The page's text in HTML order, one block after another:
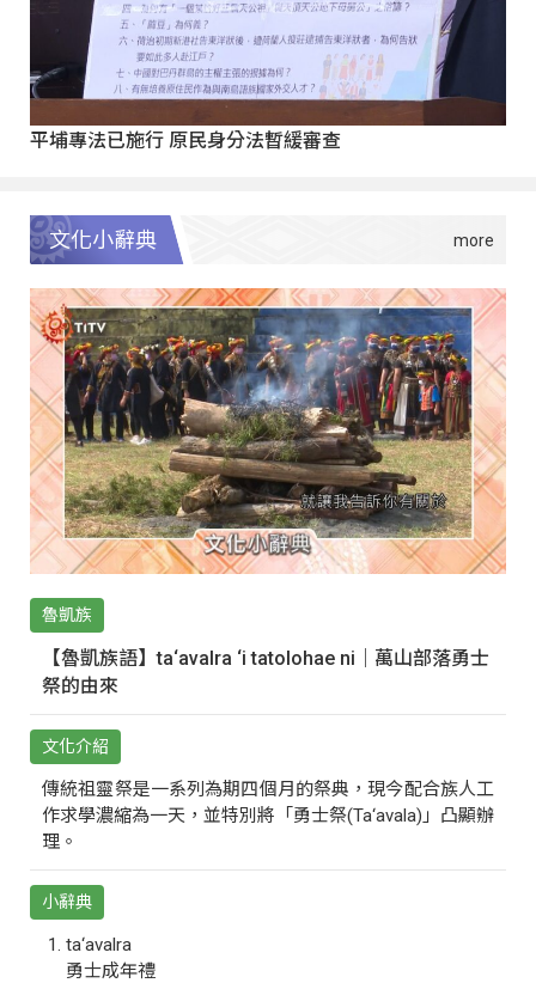
平埔專法已施行 原民身分法暫緩審查
文化小辭典
魯凱族
【魯凱族語】ta‘avalra ‘i tatolohae ni｜萬山部落勇士
祭的由來
文化介紹
傳統祖靈祭是一系列為期四個月的祭典，現今配合族人工
作求學濃縮為一天，並特別將「勇士祭(Ta‘avala)」凸顯辦
理。
小辭典
ta‘avalra
勇士成年禮